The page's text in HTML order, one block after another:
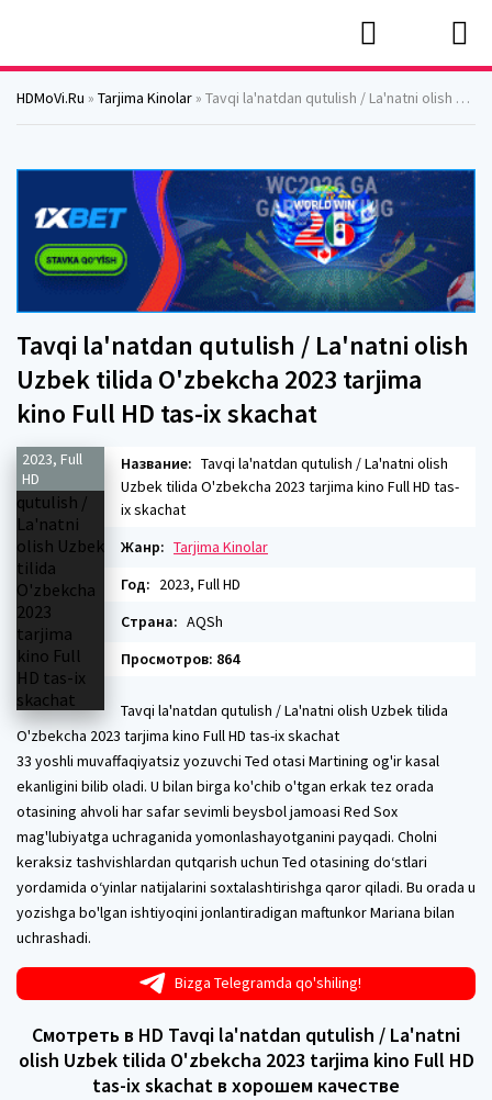
HDMoVi.Ru » Tarjima Kinolar » Tavqi la'natdan qutulish / La'natni olish Uzbek tilida O'zbekcha 2023 tarjima kino Full HD tas-ix skachat
Tavqi la'natdan qutulish / La'natni olish
Uzbek tilida O'zbekcha 2023 tarjima
kino Full HD tas-ix skachat
2023, Full
HD
Название: Tavqi la'natdan qutulish / La'natni olish
Uzbek tilida O'zbekcha 2023 tarjima kino Full HD tas-
ix skachat
Жанр: Tarjima Kinolar
Год: 2023, Full HD
Страна: AQSh
Просмотров: 864
Tavqi la'natdan qutulish / La'natni olish Uzbek tilida
O'zbekcha 2023 tarjima kino Full HD tas-ix skachat
33 yoshli muvaffaqiyatsiz yozuvchi Ted otasi Martining og'ir kasal
ekanligini bilib oladi. U bilan birga ko'chib o'tgan erkak tez orada
otasining ahvoli har safar sevimli beysbol jamoasi Red Sox
mag'lubiyatga uchraganida yomonlashayotganini payqadi. Cholni
keraksiz tashvishlardan qutqarish uchun Ted otasining do‘stlari
yordamida o‘yinlar natijalarini soxtalashtirishga qaror qiladi. Bu orada u
yozishga bo'lgan ishtiyoqini jonlantiradigan maftunkor Mariana bilan
uchrashadi.
Bizga Telegramda qo'shiling!
Смотреть в HD Tavqi la'natdan qutulish / La'natni
olish Uzbek tilida O'zbekcha 2023 tarjima kino Full HD
tas-ix skachat в хорошем качестве